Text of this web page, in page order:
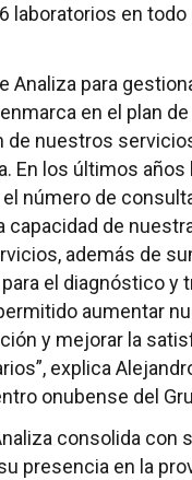
laboratorios en
Analiza para
en el plan
de nuestros
En los últimos años
número de
capacidad de
además de
el diagnóstico y
aumentar
y mejorar la
explica
onubense del
consolida con
presencia en la